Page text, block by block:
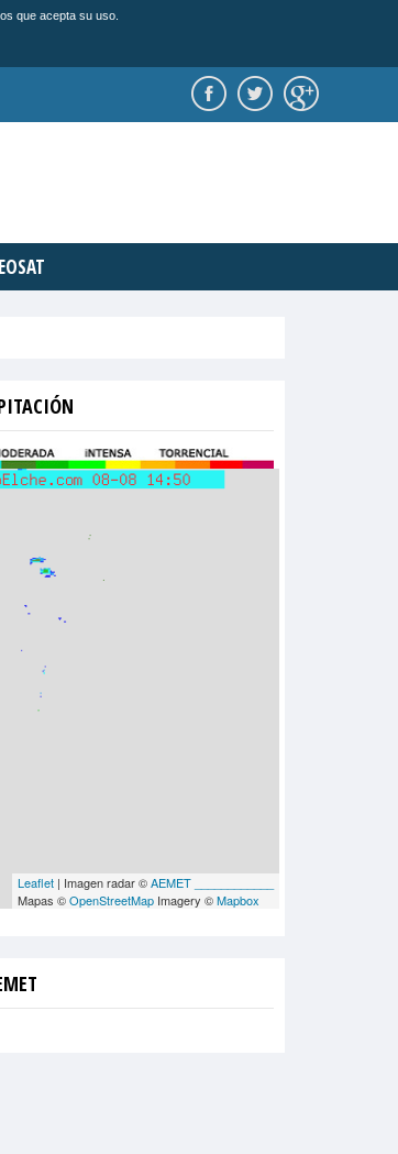
que acepta su uso.
Leaflet | Imagen radar ©AEMET ____________
Mapas ©OpenStreetMap Imagery ©Mapbox